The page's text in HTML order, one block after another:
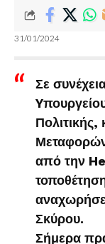
31/01/2024
Σε
Πολιτικής,
από την
Σκύρου.
Σήμερα